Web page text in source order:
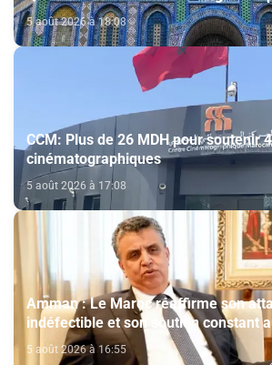
du Comité Al Qods présidé par SM le
5 août 2026 à 18:08
CCM: Plus de 26 MDH pour soutenir
cinématographiques
5 août 2026 à 17:08
Amman : Le Maroc réaffirme son
indéfectible et son soutien constant
légitimes du peuple palestinien
5 août 2026 à 16:55